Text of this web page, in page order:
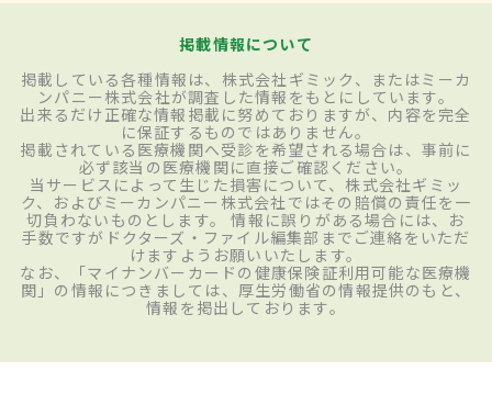
掲載情報について
掲載している各種情報は、株式会社ギミック、またはミーカ
ンパニー株式会社が調査した情報をもとにしています。
出来るだけ正確な情報掲載に努めておりますが、内容を完全
に保証するものではありません。
掲載されている医療機関へ受診を希望される場合は、事前に
必ず該当の医療機関に直接ご確認ください。
当サービスによって生じた損害について、株式会社ギミッ
ク、およびミーカンパニー株式会社ではその賠償の責任を一
切負わないものとします。 情報に誤りがある場合には、お
手数ですがドクターズ・ファイル編集部までご連絡をいただ
けますようお願いいたします。
なお、「マイナンバーカードの健康保険証利用可能な医療機
関」の情報につきましては、厚生労働省の情報提供のもと、
情報を掲出しております。